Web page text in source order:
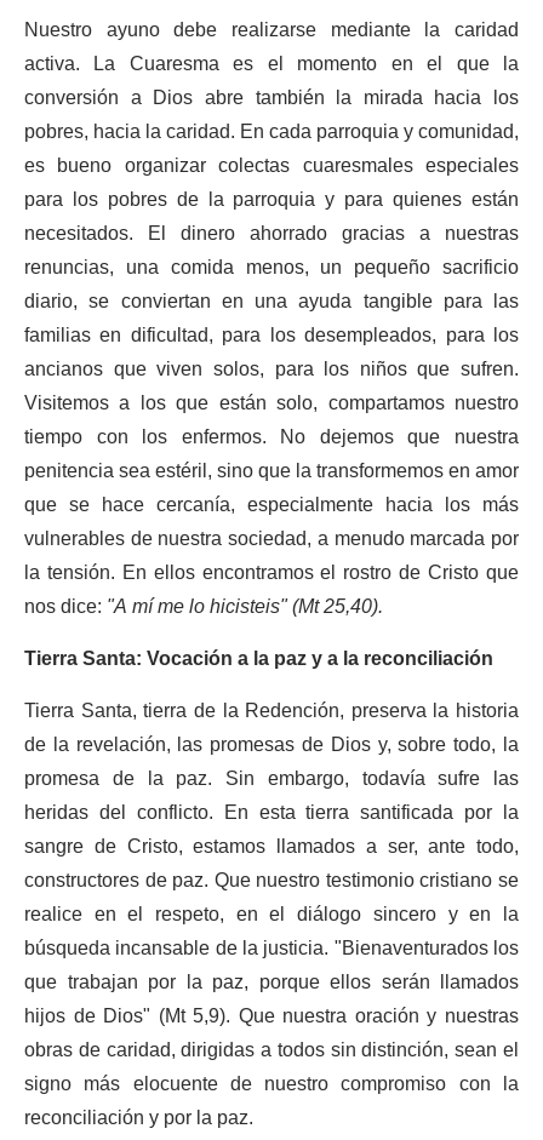
Nuestro ayuno debe realizarse mediante la caridad
activa. La Cuaresma es el momento en el que la
conversión a Dios abre también la mirada hacia los
pobres, hacia la caridad. En cada parroquia y comunidad,
es bueno organizar colectas cuaresmales especiales
para los pobres de la parroquia y para quienes están
necesitados. El dinero ahorrado gracias a nuestras
renuncias, una comida menos, un pequeño sacrificio
diario, se conviertan en una ayuda tangible para las
familias en dificultad, para los desempleados, para los
ancianos que viven solos, para los niños que sufren.
Visitemos a los que están solo, compartamos nuestro
tiempo con los enfermos. No dejemos que nuestra
penitencia sea estéril, sino que la transformemos en amor
que se hace cercanía, especialmente hacia los más
vulnerables de nuestra sociedad, a menudo marcada por
la tensión. En ellos encontramos el rostro de Cristo que
nos dice:"A mí me lo hicisteis" (Mt 25,40).
Tierra Santa: Vocación a la paz y a la reconciliación
Tierra Santa, tierra de la Redención, preserva la historia
de la revelación, las promesas de Dios y, sobre todo, la
promesa de la paz. Sin embargo, todavía sufre las
heridas del conflicto. En esta tierra santificada por la
sangre de Cristo, estamos llamados a ser, ante todo,
constructores de paz. Que nuestro testimonio cristiano se
realice en el respeto, en el diálogo sincero y en la
búsqueda incansable de la justicia. "Bienaventurados los
que trabajan por la paz, porque ellos serán llamados
hijos de Dios" (Mt 5,9). Que nuestra oración y nuestras
obras de caridad, dirigidas a todos sin distinción, sean el
signo más elocuente de nuestro compromiso con la
reconciliación y por la paz.